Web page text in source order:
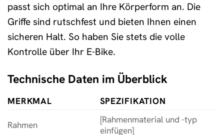
passt sich optimal an Ihre Körperform an. Die
Griffe sind rutschfest und bieten Ihnen einen
sicheren Halt. So haben Sie stets die volle
Kontrolle über Ihr E-Bike.
Technische Daten im Überblick
MERKMAL SPEZIFIKATION
Rahmen
[Rahmenmaterial und -typ
einfügen]